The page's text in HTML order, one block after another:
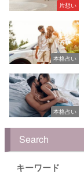
片想い
本格占い
本格占い
Search
キーワード